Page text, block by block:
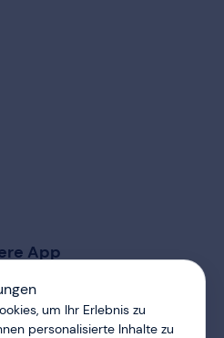
App
um Ihr Erlebnis zu
personalisierte Inhalte zu